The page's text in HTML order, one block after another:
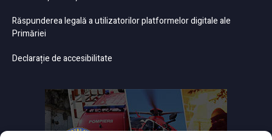
Răspunderea legală a utilizatorilor platformelor digitale ale
Primăriei
Declarație de accesibilitate